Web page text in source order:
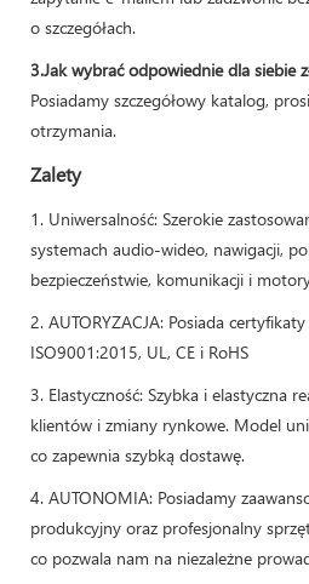
o szczegółach.
3.Jak wybrać odpowiednie dla siebie
Posiadamy szczegółowy katalog,
otrzymania.
Zalety
1. Uniwersalność: Szerokie
systemach audio-wideo, nawigacji,
bezpieczeństwie, komunikacji i
2. AUTORYZACJA: Posiada
ISO9001:2015, UL, CE i RoHS
3. Elastyczność: Szybka i elastyczna
klientów i zmiany rynkowe. Model
co zapewnia szybką dostawę.
4. AUTONOMIA: Posiadamy
produkcyjny oraz profesjonalny
co pozwala nam na niezależne